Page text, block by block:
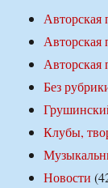
Авторская
Авторская
Авторская
Без
Клубы,
Новости